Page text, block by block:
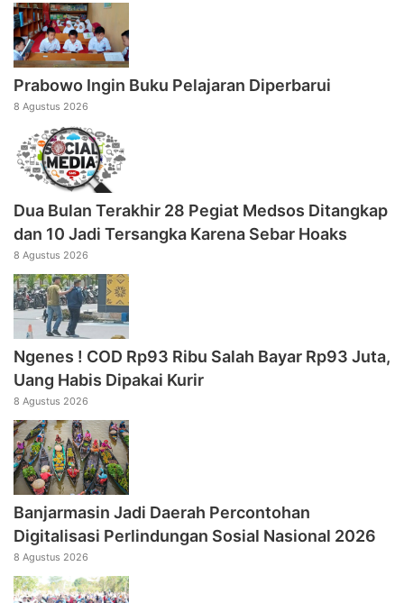
Prabowo Ingin Buku Pelajaran Diperbarui
8 Agustus 2026
Dua Bulan Terakhir 28 Pegiat Medsos Ditangkap
dan 10 Jadi Tersangka Karena Sebar Hoaks
8 Agustus 2026
Ngenes ! COD Rp93 Ribu Salah Bayar Rp93 Juta,
Uang Habis Dipakai Kurir
8 Agustus 2026
Banjarmasin Jadi Daerah Percontohan
Digitalisasi Perlindungan Sosial Nasional 2026
8 Agustus 2026